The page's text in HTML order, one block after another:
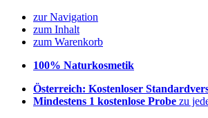
zur Navigation
zum Inhalt
zum Warenkorb
100% Naturkosmetik
Österreich: Kostenloser
Mindestens 1 kostenlose Probe zu